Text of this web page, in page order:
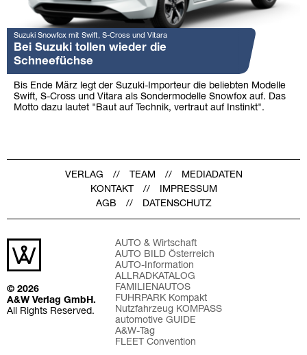
Suzuki Snowfox mit Swift, S-Cross und Vitara
Bei Suzuki tollen wieder die
Schneefüchse
Bis Ende März legt der Suzuki-Importeur die beliebten Modelle
Swift, S-Cross und Vitara als Sondermodelle Snowfox auf. Das
Motto dazu lautet "Baut auf Technik, vertraut auf Instinkt".
VERLAG TEAM
MEDIADATEN
KONTAKT
IMPRESSUM
AGB
DATENSCHUTZ
© 2026
A&W Verlag GmbH.
All Rights Reserved.
AUTO & Wirtschaft
AUTO BILD Österreich
AUTO-Information
ALLRADKATALOG
FAMILIENAUTOS
FUHRPARK Kompakt
Nutzfahrzeug KOMPASS
automotive GUIDE
A&W-Tag
FLEET Convention